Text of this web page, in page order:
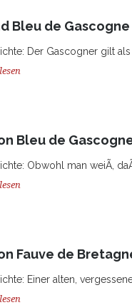
Bleu de Gascogne
Der Gascogner gilt als
Bleu de
Obwohl man weiÃ,
Fauve de
Einer alten,